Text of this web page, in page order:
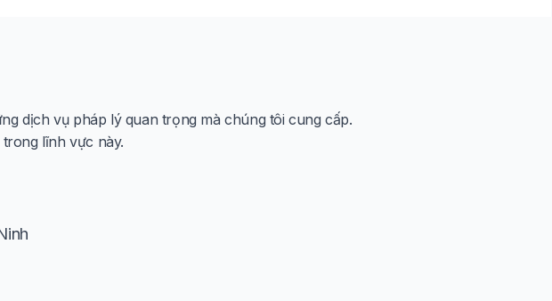
dịch vụ pháp lý quan trọng mà chúng tôi cung cấp.
lĩnh vực này.